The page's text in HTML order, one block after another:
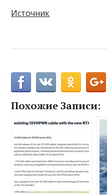
Источник
Похожие Записи: